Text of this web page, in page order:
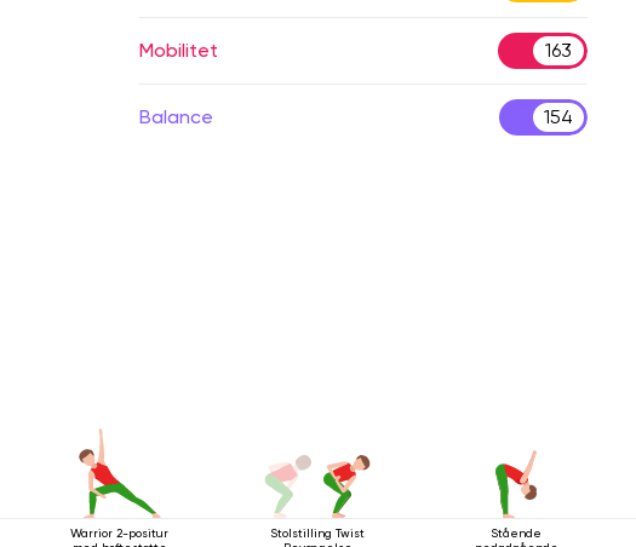
Mobilitet 163
Balance 154
Warrior 2-positur
Stolstilling Twist
Stående